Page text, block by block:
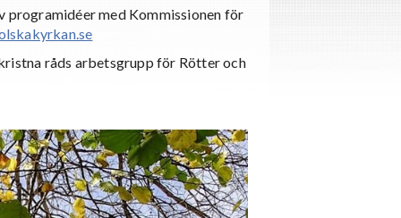
programidéer med Kommissionen för
råds arbetsgrupp för Rötter och